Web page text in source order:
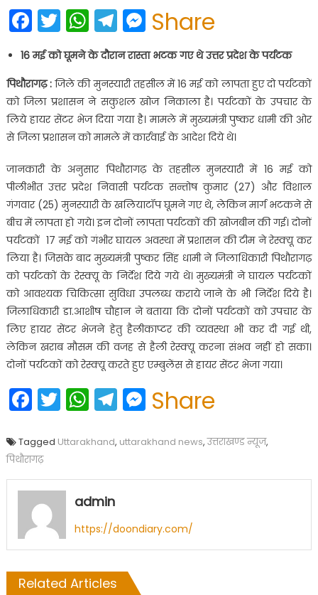
Facebook
Twitter
WhatsApp
Telegram
Messenger
Share
16 मई को घूमने के दौरान रास्ता भटक गए थे उत्तर प्रदेश के पर्यटक
पिथौरागढ़ :जिले की मुनस्यारी तहसील में 16 मई को लापता हुए दो पर्यटकों
को जिला प्रशासन ने सकुशल खोज निकाला है। पर्यटकों के उपचार के
लिये हायर सेंटर भेज दिया गया है। मामले में मुख्यमंत्री पुष्कर धामी की ओर
से जिला प्रशासन को मामले में कार्रवाई के आदेश दिये थे।
जानकारी के अनुसार पिथौरागढ़ के तहसील मुनस्यारी में 16 मई को
पीलीभीत उत्तर प्रदेश निवासी पर्यटक सन्तोष कुमार (27) और विशाल
गंगवार (25) मुनस्यारी के खलियाटॉप घूमने गए थे, लेकिन मार्ग भटकने से
बीच में लापता हो गये। इन दोनों लापता पर्यटकों की खोजबीन की गई। दोनों
पर्यटकों 17 मई को गंभीर घायल अवस्था में प्रशासन की टीम ने रेस्क्यू कर
लिया है। जिसके बाद मुख्यमंत्री पुष्कर सिंह धामी ने जिलाधिकारी पिथौरागढ़
को पर्यटकों के रेस्क्यू के निर्देश दिये गये थे। मुख्यमंत्री ने घायल पर्यटकों
को आवश्यक चिकित्सा सुविधा उपलब्ध कराये जाने के भी निर्देश दिये है।
जिलाधिकारी डा.आशीष चौहान ने बताया कि दोनों पर्यटकों को उपचार के
लिए हायर सेंटर भेजने हेतु हैलीकाप्टर की व्यवस्था भी कर दी गई थी,
लेकिन खराब मौसम की वजह से हैली रेस्क्यू करना संभव नहीं हो सका।
दोनों पर्यटकों को रेस्क्यू करते हुए एम्बुलेंस से हायर सेंटर भेजा गया।
Facebook
Twitter
WhatsApp
Telegram
Messenger
Share
Tagged Uttarakhand, uttarakhand news,उत्तराखण्ड न्यूज,
पिथौरागढ़
admin
https://doondiary.com/
Related Articles